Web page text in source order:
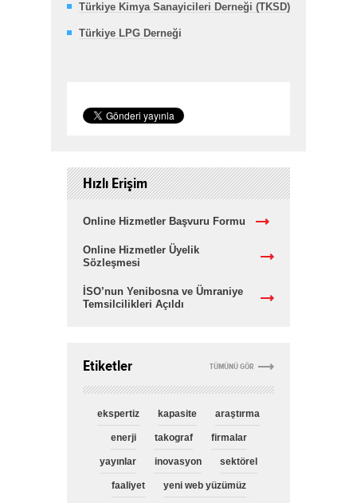
Türkiye Kimya Sanayicileri Derneği (TKSD)
Türkiye LPG Derneği
Hızlı Erişim
Online Hizmetler Başvuru Formu
Online Hizmetler Üyelik
Sözleşmesi
İSO’nun Yenibosna ve Ümraniye
Temsilcilikleri Açıldı
TÜMÜNÜ GÖR
Etiketler
ekspertiz kapasite araştırma
enerji takograf firmalar
yayınlar inovasyon sektörel
faaliyet yeni web yüzümüz